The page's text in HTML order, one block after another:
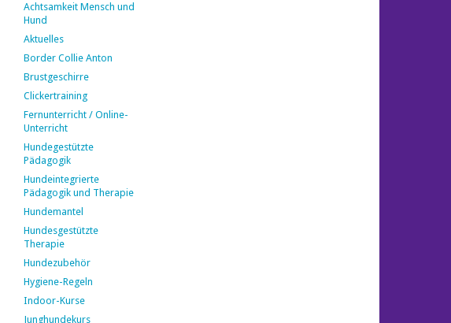
Achtsamkeit Mensch und
Hund
Aktuelles
Border Collie Anton
Brustgeschirre
Clickertraining
Fernunterricht / Online-
Unterricht
Hundegestützte
Pädagogik
Hundeintegrierte
Pädagogik und Therapie
Hundemantel
Hundesgestützte
Therapie
Hundezubehör
Hygiene-Regeln
Indoor-Kurse
Junghundekurs